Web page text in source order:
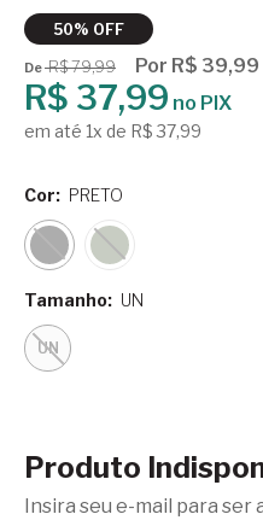
50% OFF
DeR$ 79,99 Por R$ 39,99
R$ 37,99 no PIX
em até 1x de R$ 37,99
Tamanho: UN
UN
Cor: PRETO
Produto
Insira seu e-mail para ser